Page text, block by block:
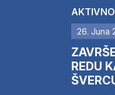
26. Juna
REDU